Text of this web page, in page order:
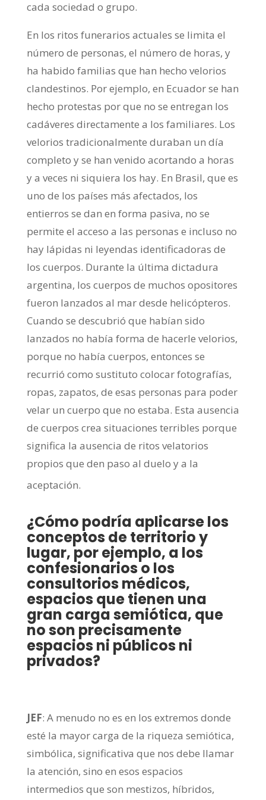
cada sociedad o grupo.
En los ritos funerarios actuales se limita el
número de personas, el número de horas, y
ha habido familias que han hecho velorios
clandestinos. Por ejemplo, en Ecuador se han
hecho protestas por que no se entregan los
cadáveres directamente a los familiares. Los
velorios tradicionalmente duraban un día
completo y se han venido acortando a horas
y a veces ni siquiera los hay. En Brasil, que es
uno de los países más afectados, los
entierros se dan en forma pasiva, no se
permite el acceso a las personas e incluso no
hay lápidas ni leyendas identificadoras de
los cuerpos. Durante la última dictadura
argentina, los cuerpos de muchos opositores
fueron lanzados al mar desde helicópteros.
Cuando se descubrió que habían sido
lanzados no había forma de hacerle velorios,
porque no había cuerpos, entonces se
recurrió como sustituto colocar fotografías,
ropas, zapatos, de esas personas para poder
velar un cuerpo que no estaba. Esta ausencia
de cuerpos crea situaciones terribles porque
significa la ausencia de ritos velatorios
propios que den paso al duelo y a la
aceptación.
¿Cómo podría aplicarse los
conceptos de territorio y
lugar, por ejemplo, a los
confesionarios o los
consultorios médicos,
espacios que tienen una
gran carga semiótica, que
no son precisamente
espacios ni públicos ni
privados?
JEF: A menudo no es en los extremos donde
esté la mayor carga de la riqueza semiótica,
simbólica, significativa que nos debe llamar
la atención, sino en esos espacios
intermedios que son mestizos, híbridos,